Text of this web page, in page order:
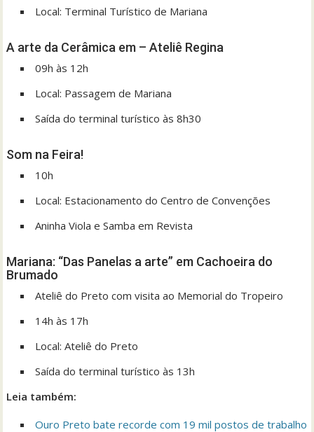
Local: Terminal Turístico de Mariana
A arte da Cerâmica em – Ateliê Regina
09h às 12h
Local: Passagem de Mariana
Saída do terminal turístico às 8h30
Som na Feira!
10h
Local: Estacionamento do Centro de Convenções
Aninha Viola e Samba em Revista
Mariana: “Das Panelas a arte” em Cachoeira do
Brumado
Ateliê do Preto com visita ao Memorial do Tropeiro
14h às 17h
Local: Ateliê do Preto
Saída do terminal turístico às 13h
Leia também:
Ouro Preto bate recorde com 19 mil postos de trabalho